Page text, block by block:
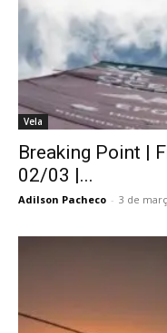
Vela
Breaking Point |
02/03 |...
Adilson Pacheco - 3 de